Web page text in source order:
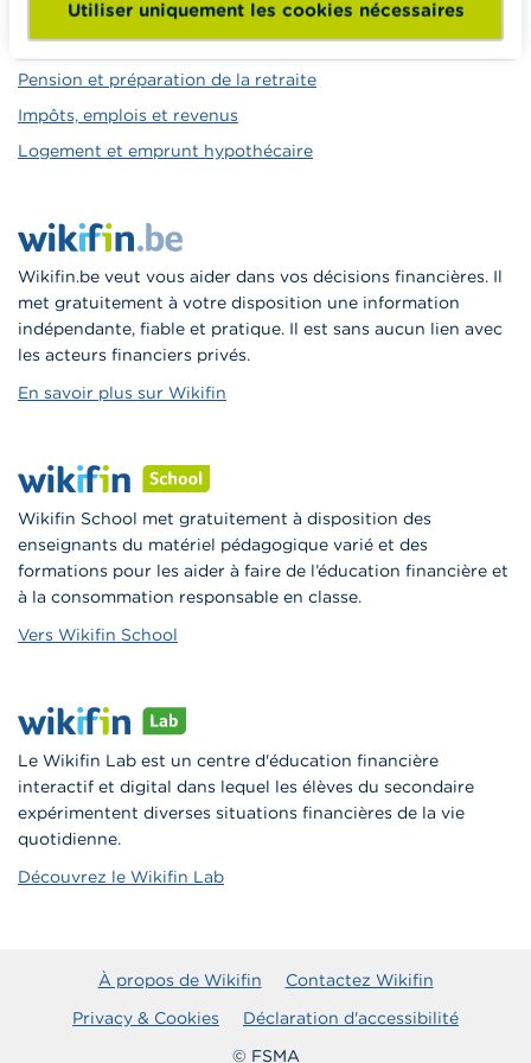
Utiliser uniquement les cookies nécessaires
Épargner et investir
Hériter
Pension et préparation de la retraite
Impôts, emplois et revenus
Logement et emprunt hypothécaire
Wikifin.be veut vous aider dans vos décisions financières. Il
met gratuitement à votre disposition une information
indépendante, fiable et pratique. Il est sans aucun lien avec
les acteurs financiers privés.
En savoir plus sur Wikifin
Wikifin School met gratuitement à disposition des
enseignants du matériel pédagogique varié et des
formations pour les aider à faire de l’éducation financière et
à la consommation responsable en classe.
Vers Wikifin School
Le Wikifin Lab est un centre d'éducation financière
interactif et digital dans lequel les élèves du secondaire
expérimentent diverses situations financières de la vie
quotidienne.
Découvrez le Wikifin Lab
À propos de Wikifin
Contactez Wikifin
Privacy & Cookies
Déclaration d'accessibilité
© FSMA